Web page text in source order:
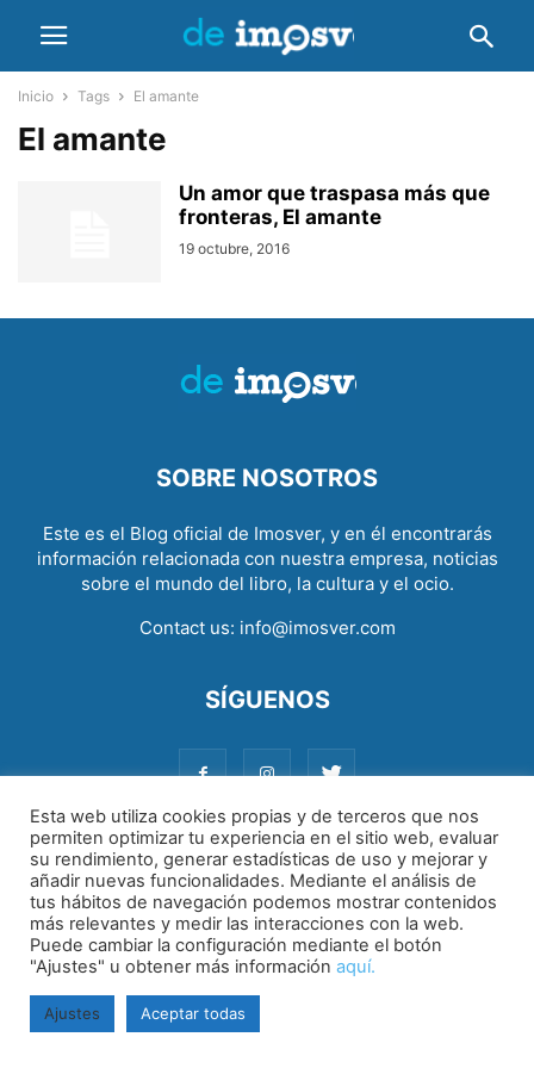
Inicio Tags El amante
El amante
Un amor que traspasa más que
fronteras, El amante
19 octubre, 2016
SOBRE NOSOTROS
Este es el Blog oficial de Imosver, y en él encontrarás
información relacionada con nuestra empresa, noticias
sobre el mundo del libro, la cultura y el ocio.
Contact us: info@imosver.com
SÍGUENOS
Aviso legal|Política de cookies|Política de privacidad
Esta web utiliza cookies propias y de terceros que nos
permiten optimizar tu experiencia en el sitio web, evaluar
su rendimiento, generar estadísticas de uso y mejorar y
añadir nuevas funcionalidades. Mediante el análisis de
tus hábitos de navegación podemos mostrar contenidos
más relevantes y medir las interacciones con la web.
Puede cambiar la configuración mediante el botón
"Ajustes" u obtener más información aquí.
Ajustes Aceptar todas